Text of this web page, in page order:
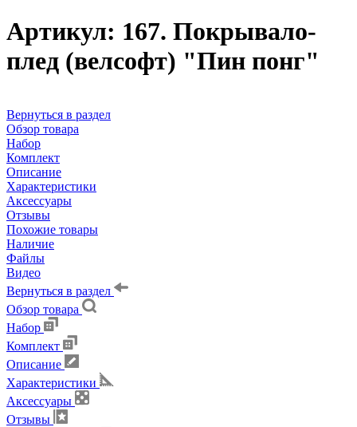
Артикул: 167. Покрывало-
плед (велсофт) "Пин понг"
Вернуться в раздел
Обзор товара
Набор
Комплект
Описание
Характеристики
Аксессуары
Отзывы
Похожие товары
Наличие
Файлы
Видео
Вернуться в раздел
Обзор товара
Набор
Комплект
Описание
Характеристики
Аксессуары
Отзывы